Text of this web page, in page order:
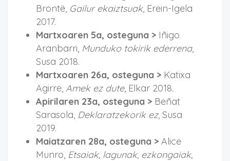
Brontë, Gailur ekaiztsuak, Erein-Igela
2017.
Martxoaren 5a, osteguna > Iñigo
Aranbarri, Munduko tokirik ederrena,
Susa 2018.
Martxoaren 26a, osteguna > Katixa
Agirre, Amek ez dute, Elkar 2018.
Apirilaren 23a, osteguna > Beñat
Sarasola, Deklaratzekorik ez, Susa
2019.
Maiatzaren 28a, osteguna > Alice
Munro, Etsaiak, lagunak, ezkongaiak,